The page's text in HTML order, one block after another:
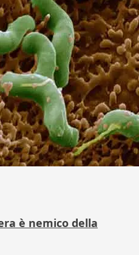
è nemico della